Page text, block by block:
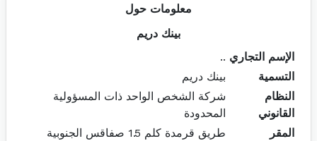
معلومات حول
بينك دريم
الإسم التجاري ..
التسمية
بينك دريم
النظام
القانوني
شركة الشخص الواحد ذات المسؤولية
المحدودة
المقر
طريق قرمدة كلم 1.5 صفاقس الجنوبية